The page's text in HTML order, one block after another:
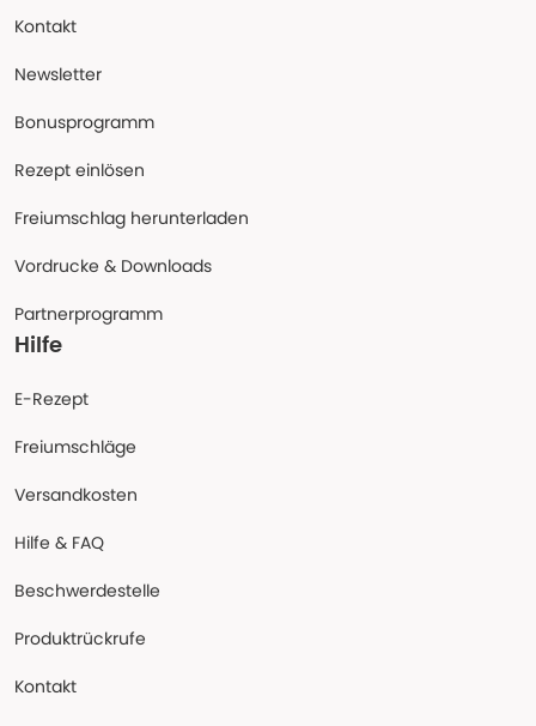
Kontakt
Newsletter
Bonusprogramm
Rezept einlösen
Freiumschlag herunterladen
Vordrucke & Downloads
Partnerprogramm
Hilfe
E-Rezept
Freiumschläge
Versandkosten
Hilfe & FAQ
Beschwerdestelle
Produktrückrufe
Kontakt